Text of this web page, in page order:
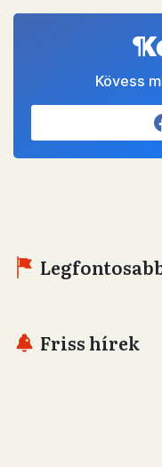
Kövess
Friss hírek